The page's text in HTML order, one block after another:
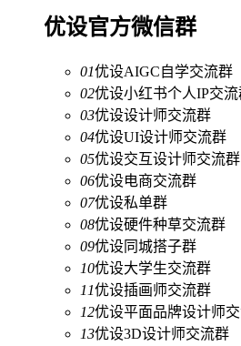
优设官方微信群
01优设AIGC自学交流群
02优设小红书个人IP交流
03优设设计师交流群
04优设UI设计师交流群
05优设交互设计师交流群
06优设电商交流群
07优设私单群
08优设硬件种草交流群
09优设同城搭子群
10优设大学生交流群
11优设插画师交流群
12优设平面品牌设计师
13优设3D设计师交流群